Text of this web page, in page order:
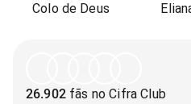
Colo de Deus
26.902fãs no Cifra Club